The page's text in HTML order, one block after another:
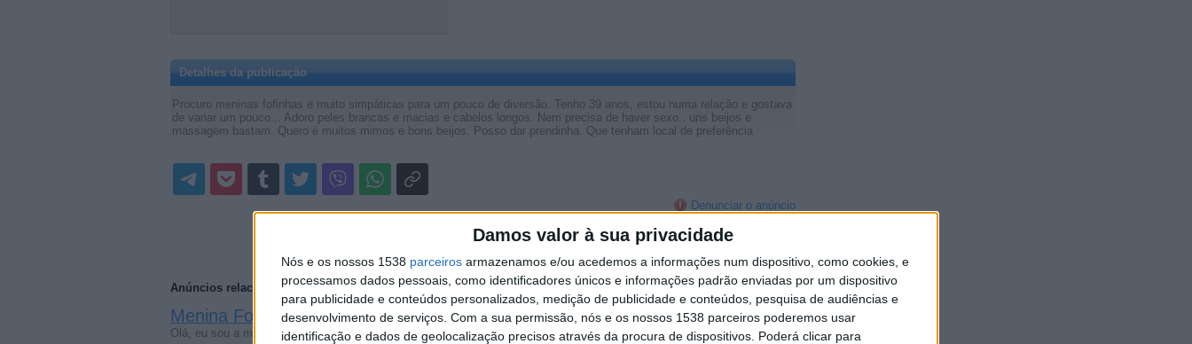
Damos valor à sua privacidade
Nós e os nossos 1538 parceiros armazenamos e/ou acedemos a informações num dispositivo, como cookies, e
processamos dados pessoais, como identificadores únicos e informações padrão enviadas por um dispositivo
para publicidade e conteúdos personalizados, medição de publicidade e conteúdos, pesquisa de audiências e
desenvolvimento de serviços. Com a sua permissão, nós e os nossos 1538 parceiros poderemos usar
identificação e dados de geolocalização precisos através da procura de dispositivos. Poderá clicar para
Detalhes da publicação
Procuro meninas fofinhas e muito simpáticas para um pouco de diversão. Tenho 39 anos, estou numa relação e gostava
de variar um pouco... Adoro peles brancas e macias e cabelos longos. Nem precisa de haver sexo.. uns beijos e
massagem bastam. Quero é muitos mimos e bons beijos. Posso dar prendinha. Que tenham local de preferência
Denunciar o anúncio
Anúncios relacionados
Menina Fofinha procura Papá(Lisboa)
Olá, eu sou a menina fofinha e procuro um único senhor meigo, educado e discreto com mais de 50…